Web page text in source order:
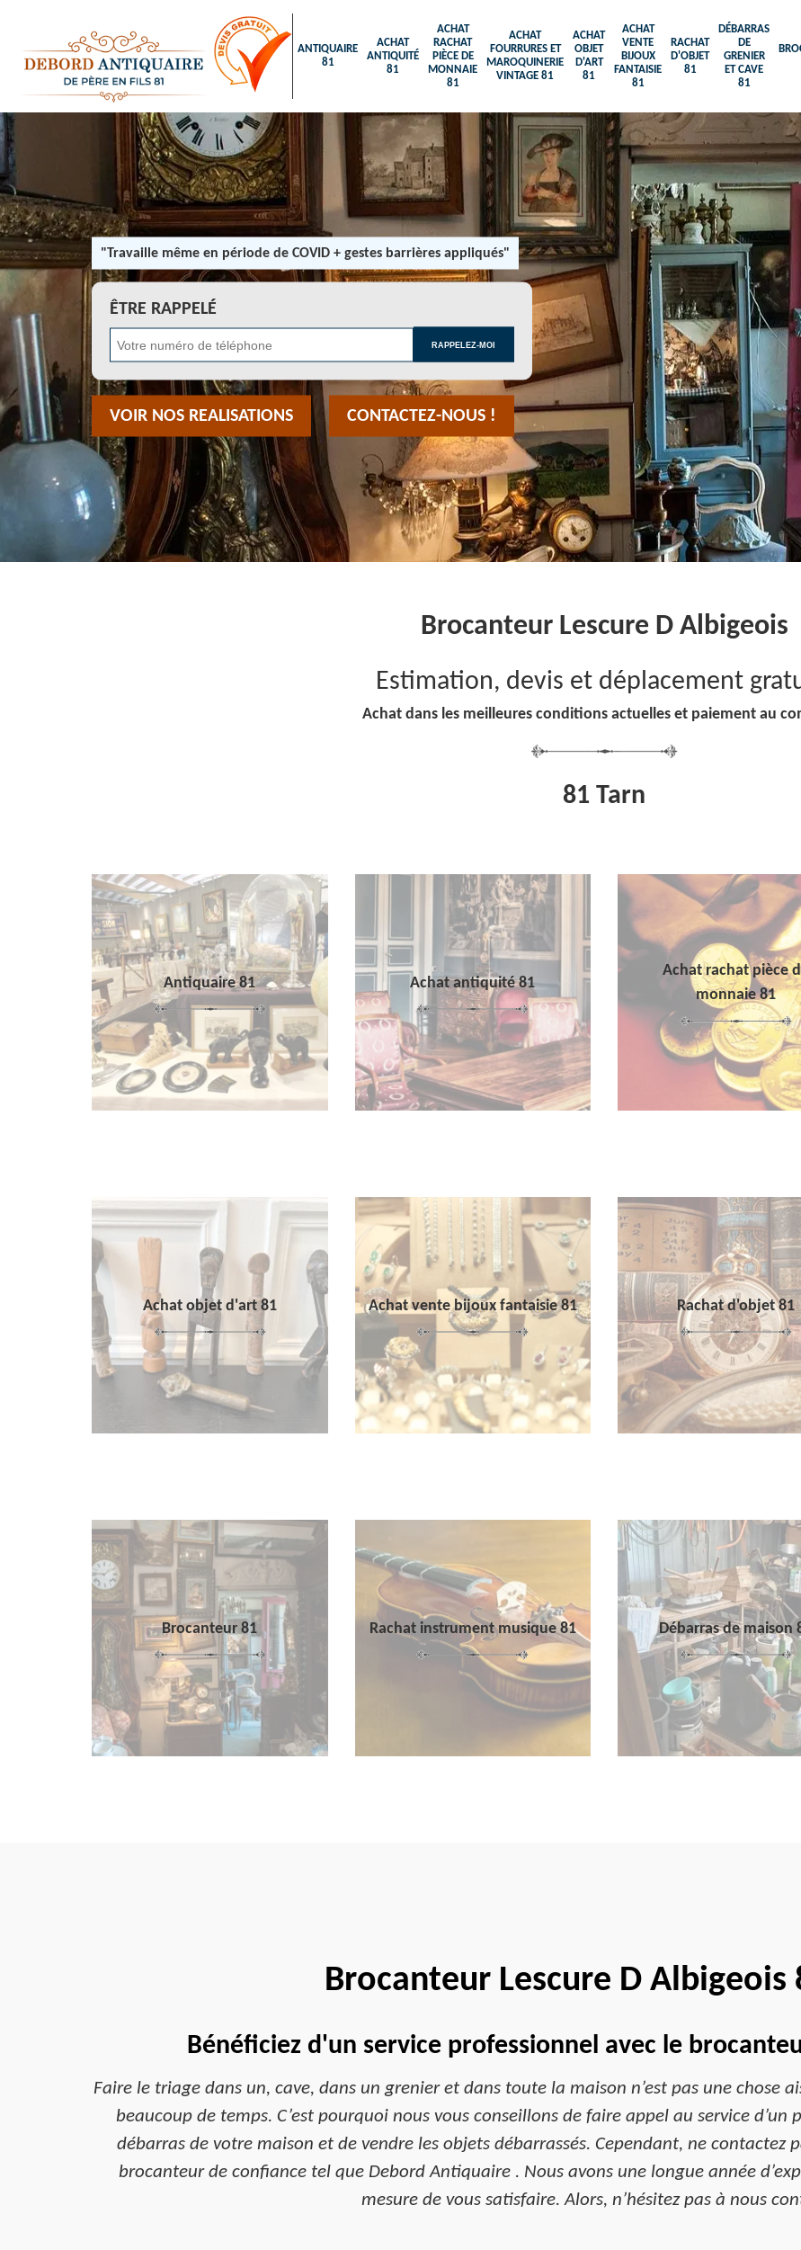
ANTIQUAIRE
81
ACHAT
ANTIQUITÉ
81
ACHAT
RACHAT
PIÈCE DE
MONNAIE
81
ACHAT
FOURRURES ET
MAROQUINERIE
VINTAGE 81
ACHAT
OBJET
D'ART
81
ACHAT
VENTE
BIJOUX
FANTAISIE
81
RACHAT
D'OBJET
81
DÉBARRAS
DE
GRENIER
ET CAVE
81
"Travaille même en période de COVID + gestes barrières appliqués"
ÊTRE RAPPELÉ
VOIR NOS REALISATIONS CONTACTEZ-NOUS !
Brocanteur Lescure D Albigeois
Estimation, devis et déplacement
Achat dans les meilleures conditions actuelles et paiement au
81 Tarn
Antiquaire 81 Achat antiquité 81
Achat rachat pièce
monnaie 81
Achat objet d'art 81 Achat vente bijoux fantaisie 81 Rachat d'objet 81
Brocanteur 81 Rachat instrument musique 81 Débarras de maison
Brocanteur Lescure D Albigeois
Bénéficiez d'un service professionnel avec le
Faire le triage dans un, cave, dans un grenier et dans toute la maison n’est pas une chose
beaucoup de temps. C’est pourquoi nous vous conseillons de faire appel au service d’un
débarras de votre maison et de vendre les objets débarrassés. Cependant, ne contactez
brocanteur de confiance tel que Debord Antiquaire . Nous avons une longue année
mesure de vous satisfaire. Alors, n’hésitez pas à nous